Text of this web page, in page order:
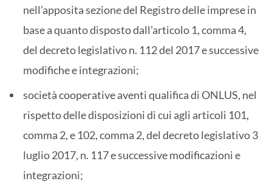
nell’apposita sezione del Registro delle imprese in
base a quanto disposto dall’articolo 1, comma 4,
del decreto legislativo n. 112 del 2017 e successive
modifiche e integrazioni;
società cooperative aventi qualifica di ONLUS, nel
rispetto delle disposizioni di cui agli articoli 101,
comma 2, e 102, comma 2, del decreto legislativo 3
luglio 2017, n. 117 e successive modificazioni e
integrazioni;